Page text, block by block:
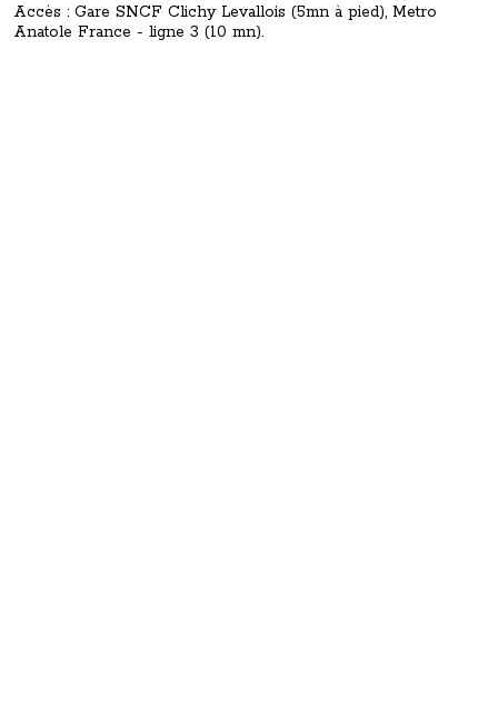
Accès : Gare SNCF Clichy Levallois (5mn à pied), Metro
Anatole France - ligne 3 (10 mn).